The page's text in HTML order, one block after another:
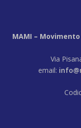
MAMI –
Via
email: